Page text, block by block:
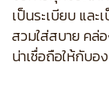
เป็นระเบียบ และ
สวมใส่สบาย คล่
น่าเชื่อถือให้กับอ